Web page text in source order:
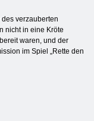
verzauberten
nicht in eine Kröte
waren, und der
im Spiel „Rette den